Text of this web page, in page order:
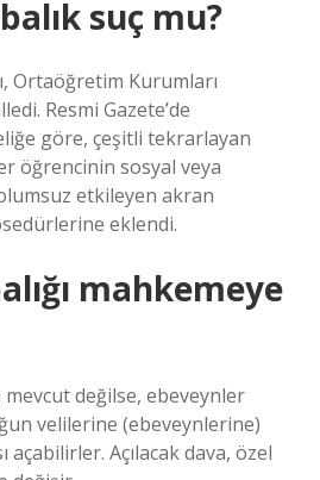
suç mu?
Ortaöğretim Kurumları
Resmi Gazete’de
göre, çeşitli tekrarlayan
öğrencinin sosyal veya
etkileyen akran
eklendi.
mahkemeye
değilse, ebeveynler
velilerine (ebeveynlerine)
açabilirler. Açılacak dava, özel